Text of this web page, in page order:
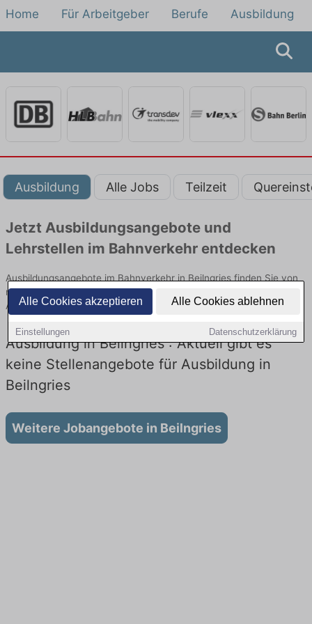
Alle Cookies akzeptieren Alle Cookies ablehnen
Einstellungen Datenschutzerklärung
Home Für Arbeitgeber Berufe Ausbildung
Ausbildung Alle Jobs Teilzeit
Jetzt Ausbildungsangebote und
Lehrstellen im Bahnverkehr entdecken
Ausbildungsangebote im Bahnverkehr in Beilngries finden Sie von
namhaften Firmen. Entdecken Sie freie Optionen von Top-
Arbeitgebern und bewerben Sie sich noch heute.
Ausbildung in Beilngries : Aktuell gibt es
keine Stellenangebote für Ausbildung in
Beilngries
Weitere Jobangebote in Beilngries